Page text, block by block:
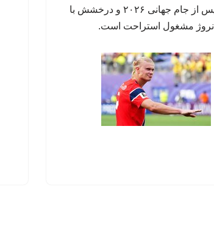
ارلینگ پس از جام جهانی ۲۰۲۶ و درخشش با
نروژ مشغول استراحت است.